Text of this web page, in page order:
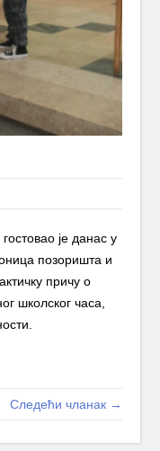
је данас у
позоришта и
причу о
школског часа,
Следећи чланак →